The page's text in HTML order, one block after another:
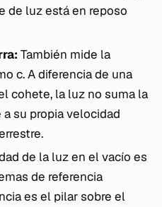
de luz está en reposo
También mide la
c. A diferencia de una
cohete, la luz no suma la
su propia velocidad
de la luz en el vacío es
de referencia
es el pilar sobre el